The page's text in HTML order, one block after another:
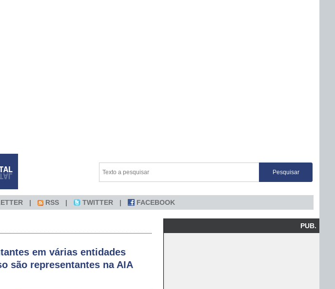
RSS TWITTER FACEBOOK
em várias entidades
são representantes na AIA
PUB.